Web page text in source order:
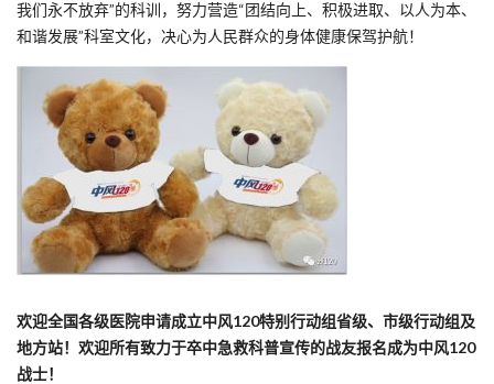
我们永不放弃”的科训，努力营造“团结向上、积极进取、以人为本、
和谐发展”科室文化，决心为人民群众的身体健康保驾护航！
欢迎全国各级医院申请成立中风120特别行动组省级、市级行动组及
地方站！欢迎所有致力于卒中急救科普宣传的战友报名成为中风120
战士！